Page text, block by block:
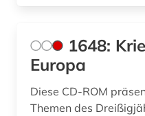
burg (1)
1648:
Europa
Diese CD-ROM
Themen des